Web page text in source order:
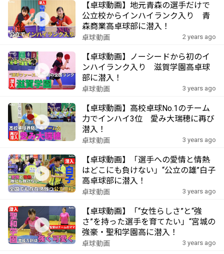
【卓球動画】地元青森の選手だけで
公立校からインハイランク入り 青
森商業高卓球部に潜入！
卓球動画 2 years ago
【卓球動画】ノーシードから初のイ
ンハイランク入り 滋賀学園高卓球
部に潜入！
卓球動画 3 years ago
【卓球動画】高校卓球No.1のチーム
力でインハイ3位 愛み大瑞穂に再び
潜入！
卓球動画 3 years ago
【卓球動画】「選手への愛情と情熱
はどこにも負けない」“公立の雄”白子
高卓球部に潜入！
卓球動画 3 years ago
【卓球動画】「“女性らしさ”と“強
さ”を持った選手を育てたい」“宮城の
強豪・聖和学園高に潜入！
卓球動画 3 years ago